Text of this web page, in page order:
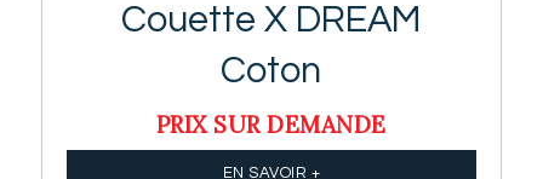
Couette X DREAM
Coton
PRIX SUR DEMANDE
EN SAVOIR +